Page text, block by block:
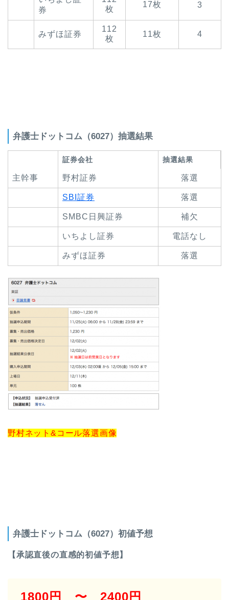
券
枚
17枚 3
みずほ証券
112
枚
11枚 4
弁護士ドットコム（6027）抽選結果
証券会社 抽選結果
主幹事 野村証券 落選
SBI証券 落選
SMBC日興証券 補欠
いちよし証券 電話なし
みずほ証券 落選
野村ネット&コール落選画像
弁護士ドットコム（6027）初値予想
【承認直後の直感的初値予想】
1800円 〜 2400円